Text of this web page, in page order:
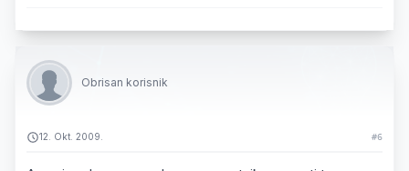
Obrisan korisnik
12. Okt. 2009. #6